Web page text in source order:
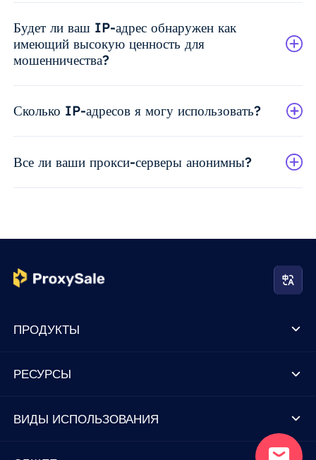
Будет ли ваш IP-адрес обнаружен как
имеющий высокую ценность для
мошенничества?
Сколько IP-адресов я могу использовать?
Все ли ваши прокси-серверы анонимны?
ПРОДУКТЫ
РЕСУРСЫ
ВИДЫ ИСПОЛЬЗОВАНИЯ